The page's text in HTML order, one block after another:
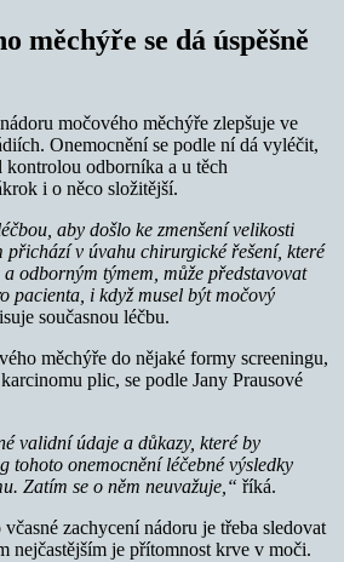
měchýře se dá úspěšně
močového měchýře zlepšuje ve
Onemocnění se podle ní dá vyléčit,
odborníka a u těch
i o něco složitější.
aby došlo ke zmenšení velikosti
v úvahu chirurgické řešení, které
odborným týmem, může představovat
pacienta, i když musel být močový
současnou léčbu.
měchýře do nějaké formy screeningu,
plic, se podle Jany Prausové
validní údaje a důkazy, které by
tohoto onemocnění léčebné výsledky
Zatím se o něm neuvažuje,“ říká.
zachycení nádoru je třeba sledovat
nejčastějším je přítomnost krve v moči.